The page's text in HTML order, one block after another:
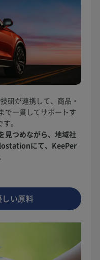
研が連携して、商品・
で一貫してサポートす
。
見つめながら、地域社
にて、KeePer
い原料